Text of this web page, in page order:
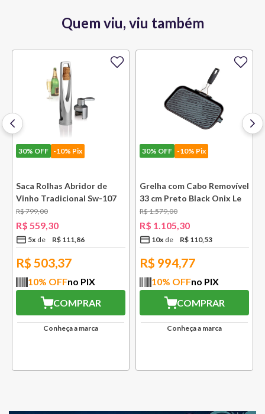
Quem viu, viu também
30% OFF -10% Pix
Saca Rolhas Abridor de
Vinho Tradicional Sw-107
Ply Le Creuset
R$799,00
R$ 559,30
5x R$ 111,86
R$ 503,37
10% OFFno PIX
COMPRAR
Conheça a marca
30% OFF -10% Pix
Grelha com Cabo Removível
33 cm Preto Black Onix Le
Creuset
R$1.579,00
R$ 1.105,30
10x R$ 110,53
R$ 994,77
10% OFFno PIX
COMPRAR
Conheça a marca